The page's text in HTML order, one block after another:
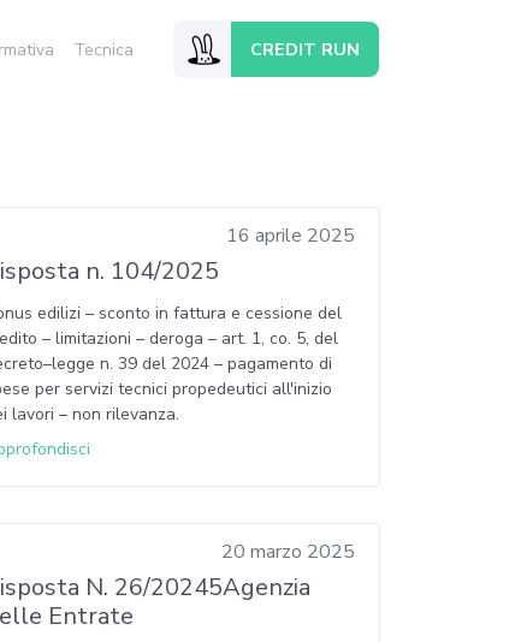
Tecnica CREDIT RUN
16 aprile 2025
n. 104/2025
edilizi – sconto in fattura e cessione del
– limitazioni – deroga – art. 1, co. 5, del
n. 39 del 2024 – pagamento di
per servizi tecnici propedeutici all'inizio
lavori – non rilevanza.
20 marzo 2025
N. 26/20245Agenzia
Entrate